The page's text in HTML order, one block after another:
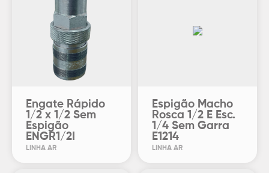
Engate Rápido
1/2 x 1/2 Sem
Espigão
ENGR1/2I
LINHA AR
Espigão Macho
Rosca 1/2 E Esc.
1/4 Sem Garra
E1214
LINHA AR